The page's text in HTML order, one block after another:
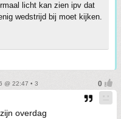
licht kan zien ipv dat
wedstrijd bij moet kijken.
@ 22:47 • 3
overdag